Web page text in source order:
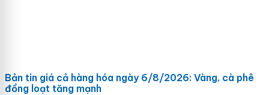
Bản tin giá cả hàng hóa ngày 6/8/2026: Vàng, cà phê
đồng loạt tăng mạnh